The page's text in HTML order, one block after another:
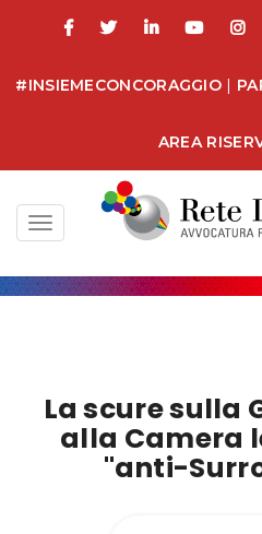
#INSIEMECONCORAGGIO |
AREA
Toggle
navigation
La scure sulla
alla Camera
"anti-